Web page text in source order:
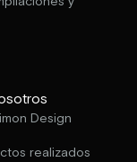
Design
realizados